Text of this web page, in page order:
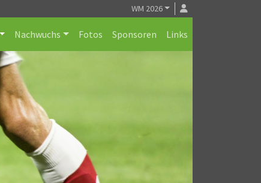
WM 2026
Nachwuchs Fotos Sponsoren Links